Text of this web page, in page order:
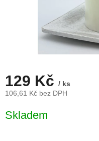
129 Kč / ks
106,61 Kč bez DPH
cena:
Skladem